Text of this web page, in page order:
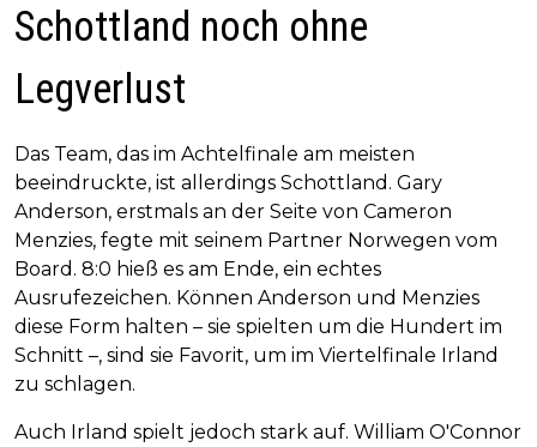
Schottland noch ohne
Legverlust
Das Team, das im Achtelfinale am meisten
beeindruckte, ist allerdings Schottland. Gary
Anderson, erstmals an der Seite von Cameron
Menzies, fegte mit seinem Partner Norwegen vom
Board. 8:0 hieß es am Ende, ein echtes
Ausrufezeichen. Können Anderson und Menzies
diese Form halten – sie spielten um die Hundert im
Schnitt –, sind sie Favorit, um im Viertelfinale Irland
zu schlagen.
Auch Irland spielt jedoch stark auf. William O'Connor